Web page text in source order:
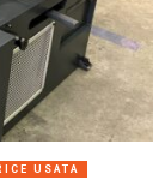
USATA